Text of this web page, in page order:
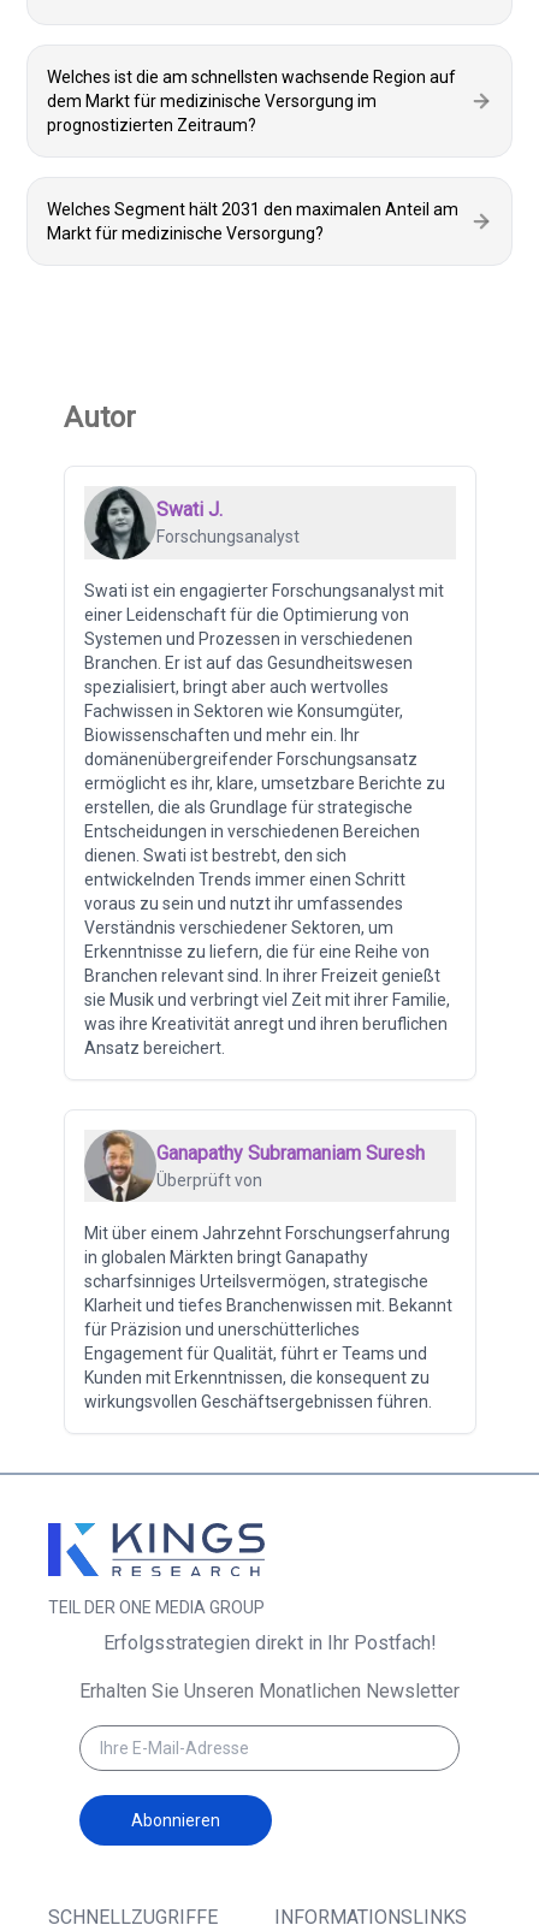
Welches ist die am schnellsten wachsende Region auf
dem Markt für medizinische Versorgung im
prognostizierten Zeitraum?
Welches Segment hält 2031 den maximalen Anteil am
Markt für medizinische Versorgung?
Autor
Swati J.
Forschungsanalyst
Swati ist ein engagierter Forschungsanalyst mit
einer Leidenschaft für die Optimierung von
Systemen und Prozessen in verschiedenen
Branchen. Er ist auf das Gesundheitswesen
spezialisiert, bringt aber auch wertvolles
Fachwissen in Sektoren wie Konsumgüter,
Biowissenschaften und mehr ein. Ihr
domänenübergreifender Forschungsansatz
ermöglicht es ihr, klare, umsetzbare Berichte zu
erstellen, die als Grundlage für strategische
Entscheidungen in verschiedenen Bereichen
dienen. Swati ist bestrebt, den sich
entwickelnden Trends immer einen Schritt
voraus zu sein und nutzt ihr umfassendes
Verständnis verschiedener Sektoren, um
Erkenntnisse zu liefern, die für eine Reihe von
Branchen relevant sind. In ihrer Freizeit genießt
sie Musik und verbringt viel Zeit mit ihrer Familie,
was ihre Kreativität anregt und ihren beruflichen
Ansatz bereichert.
Ganapathy Subramaniam Suresh
Überprüft von
Mit über einem Jahrzehnt Forschungserfahrung
in globalen Märkten bringt Ganapathy
scharfsinniges Urteilsvermögen, strategische
Klarheit und tiefes Branchenwissen mit. Bekannt
für Präzision und unerschütterliches
Engagement für Qualität, führt er Teams und
Kunden mit Erkenntnissen, die konsequent zu
wirkungsvollen Geschäftsergebnissen führen.
TEIL DER ONE MEDIA GROUP
SCHNELLZUGRIFFE INFORMATIONSLINKS
Erfolgsstrategien direkt in Ihr Postfach!
Erhalten Sie Unseren Monatlichen Newsletter
Abonnieren